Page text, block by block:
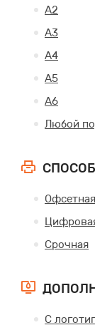
А2
А3
А4
А5
А6
Любой
Офсетная
Срочная
С